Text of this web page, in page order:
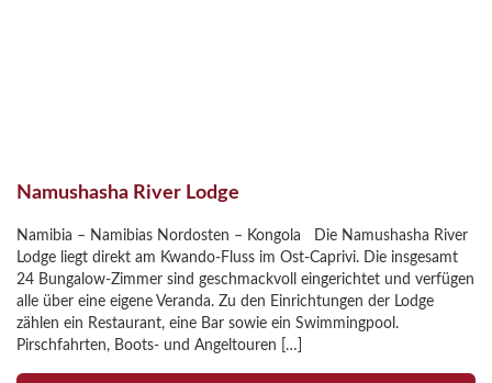
Namushasha River Lodge
Namibia – Namibias Nordosten – Kongola Die Namushasha River
Lodge liegt direkt am Kwando-Fluss im Ost-Caprivi. Die insgesamt
24 Bungalow-Zimmer sind geschmackvoll eingerichtet und verfügen
alle über eine eigene Veranda. Zu den Einrichtungen der Lodge
zählen ein Restaurant, eine Bar sowie ein Swimmingpool.
Pirschfahrten, Boots- und Angeltouren […]